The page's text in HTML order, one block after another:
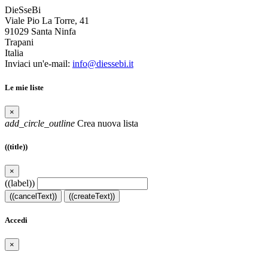
DieSseBi
Viale Pio La Torre, 41
91029 Santa Ninfa
Trapani
Italia
Inviaci un'e-mail: info@diessebi.it
Le mie liste
×
add_circle_outline Crea nuova lista
((title))
×
((label))
((cancelText)) ((createText))
Accedi
×